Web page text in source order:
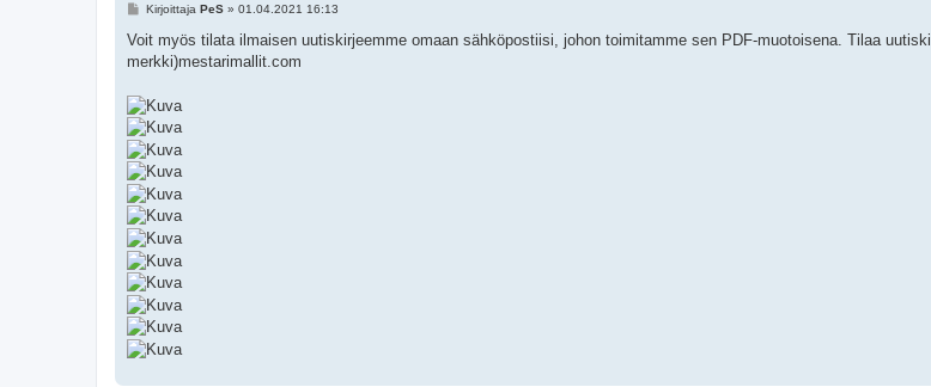
V
e
t
Kirjoittaja PeS» 01.04.2021 16:13
Voit myös tilata ilmaisen uutiskirjeemme omaan sähköpostiisi, johon toimitamme sen PDF-muotoisena. Tilaa
merkki)mestarimallit.com